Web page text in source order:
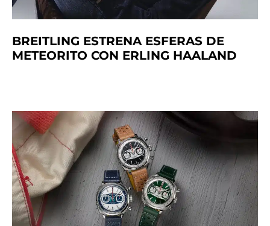
BREITLING ESTRENA ESFERAS DE
METEORITO CON ERLING HAALAND